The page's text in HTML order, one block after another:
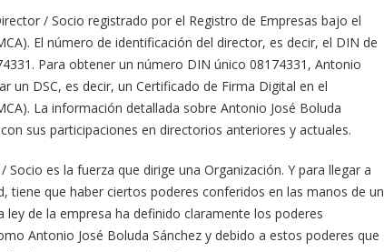
/ Socio registrado por el Registro de Empresas bajo el
El número de identificación del director, es decir, el DIN de
Para obtener un número DIN único 08174331, Antonio
un DSC, es decir, un Certificado de Firma Digital en el
La información detallada sobre Antonio José Boluda
sus participaciones en directorios anteriores y actuales.
es la fuerza que dirige una Organización. Y para llegar a
tiene que haber ciertos poderes conferidos en las manos de un
ley de la empresa ha definido claramente los poderes
Antonio José Boluda Sánchez y debido a estos poderes que